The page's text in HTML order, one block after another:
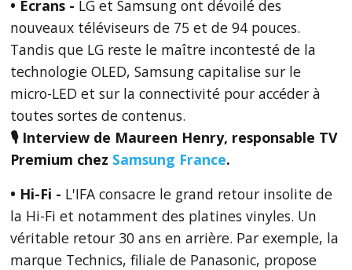
• Ecrans - LG et Samsung ont dévoilé des
nouveaux téléviseurs de 75 et de 94 pouces.
Tandis que LG reste le maître incontesté de la
technologie OLED, Samsung capitalise sur le
micro-LED et sur la connectivité pour accéder à
toutes sortes de contenus.
🎙 Interview de Maureen Henry, responsable TV
Premium chez Samsung France.
• Hi-Fi - L'IFA consacre le grand retour insolite de
la Hi-Fi et notamment des platines vinyles. Un
véritable retour 30 ans en arrière. Par exemple, la
marque Technics, filiale de Panasonic, propose